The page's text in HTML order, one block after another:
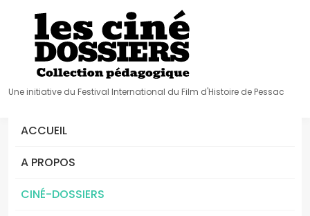
Une initiative du Festival International du Film d'Histoire de Pessac
ACCUEIL
A PROPOS
CINÉ-DOSSIERS